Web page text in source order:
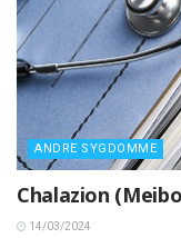
ANDRE SYGDOMME
Chalazion
14/03/2024